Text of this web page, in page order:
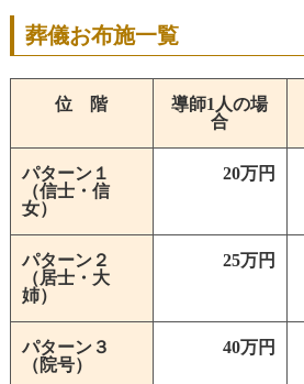
葬儀お布施一覧
位 階
導師1人の場
合
パターン１
（信士・信
女）
20万円
パターン２
（居士・大
姉）
25万円
パターン３
（院号）
40万円